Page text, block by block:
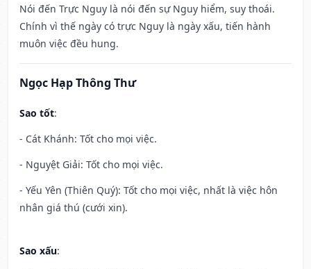
Nói đến Trực Nguy là nói đến sự Nguy hiểm, suy thoái.
Chính vì thế ngày có trực Nguy là ngày xấu, tiến hành
muôn việc đều hung.
Ngọc Hạp Thông Thư
Sao tốt:
- Cát Khánh: Tốt cho mọi việc.
- Nguyệt Giải: Tốt cho mọi việc.
- Yếu Yên (Thiên Quý): Tốt cho mọi việc, nhất là việc hôn
nhân giá thú (cưới xin).
Sao xấu: